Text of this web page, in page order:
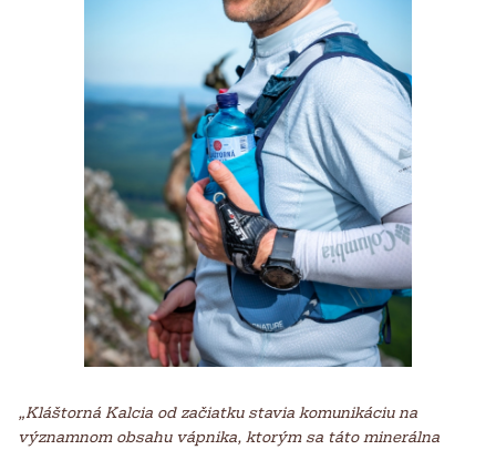
„Kláštorná Kalcia od začiatku stavia komunikáciu na
významnom obsahu vápnika, ktorým sa táto minerálna